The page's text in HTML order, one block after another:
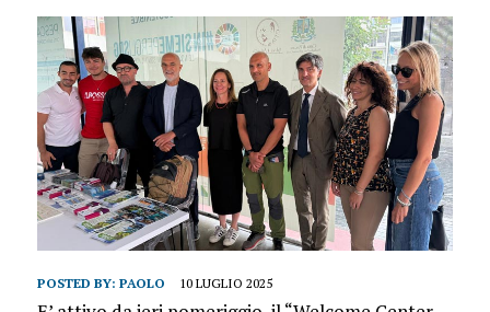
POSTED BY: PAOLO 10 LUGLIO 2025